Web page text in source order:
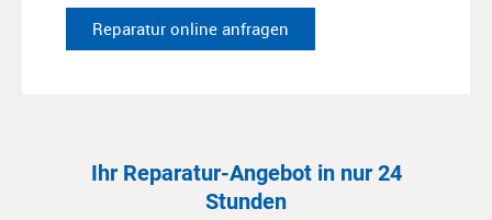
Reparatur online anfragen